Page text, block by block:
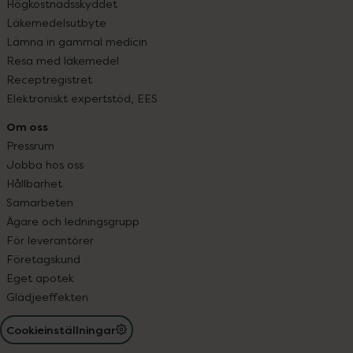
Högkostnadsskyddet
Läkemedelsutbyte
Lämna in gammal medicin
Resa med läkemedel
Receptregistret
Elektroniskt expertstöd, EES
Om oss
Pressrum
Jobba hos oss
Hållbarhet
Samarbeten
Ägare och ledningsgrupp
För leverantörer
Företagskund
Eget apotek
Glädjeeffekten
Cookieinställningar